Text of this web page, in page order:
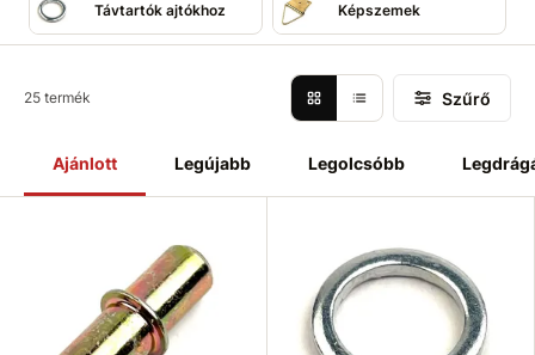
Távtartók ajtókhoz Képszemek
Ajánlott Legújabb Legolcsóbb
25 termék Szűrő